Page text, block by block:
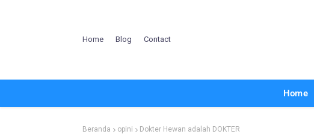
Home Blog Contact
Home
Beranda opini Dokter Hewan adalah DOKTER